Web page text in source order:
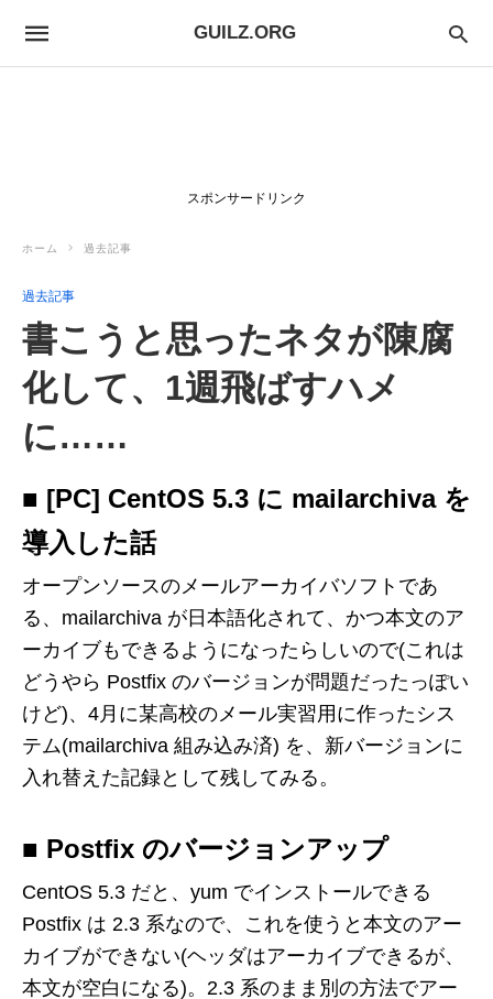
GUILZ.ORG
スポンサードリンク
ホーム 過去記事
過去記事
書こうと思ったネタが陳腐
化して、1週飛ばすハメ
に……
■ [PC] CentOS 5.3 に mailarchiva を
導入した話
オープンソースのメールアーカイバソフトであ
る、mailarchiva が日本語化されて、かつ本文のア
ーカイブもできるようになったらしいので(これは
どうやら Postfix のバージョンが問題だったっぽい
けど)、4月に某高校のメール実習用に作ったシス
テム(mailarchiva 組み込み済) を、新バージョンに
入れ替えた記録として残してみる。
■ Postfix のバージョンアップ
CentOS 5.3 だと、yum でインストールできる
Postfix は 2.3 系なので、これを使うと本文のアー
カイブができない(ヘッダはアーカイブできるが、
本文が空白になる)。2.3 系のまま別の方法でアー